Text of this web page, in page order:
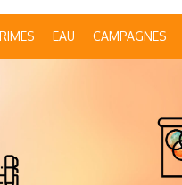
EAU CAMPAGNES